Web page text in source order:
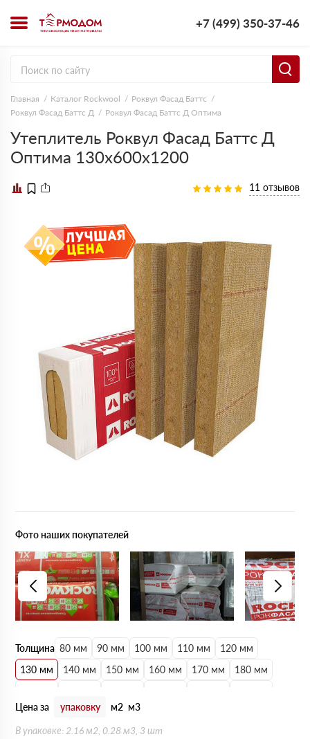
+7 (499) 350-37-46
Главная Каталог Rockwool
Роквул Фасад Баттс
Роквул Фасад Баттс Д
Роквул Фасад Баттс Д Оптима
Утеплитель Роквул Фасад Баттс Д
Оптима 130х600х1200
11 отзывов
Толщина 80 мм 90 мм 100 мм 110 мм
120 мм
130 мм
140 мм 150 мм 160 мм 170 мм
180 мм
250 мм
Цена за упаковку м2 м3
В упаковке: 2.16 м2, 0.28 м3, 3 шт
Фото наших покупателей